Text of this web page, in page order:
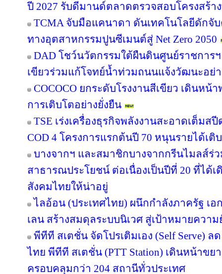
ปี 2027 รับดีมานด์ตลาดตรวจสอบโครงสร้
TCMA จับมือแคนาดา ดันเทคโนโลยีดักจั
ทางอุตสาหกรรมปูนซีเมนต์สู่ Net Zero 2050
DAD โชว์นวัตกรรมใต้ผืนดินศูนย์ราชการ
เขียวร่วมแก้โจทย์น้ำท่วมถนนแจ้งวัฒนะอย่า
COCOCO ยกระดับโรงงานสีเขียว เดินห
การเติบโตอย่างยั่งยืน
TSE เร่งเครื่องธุรกิจพลังงานสะอาดเต็มส
COD 4 โครงการแรกต้นปี 70 หนุนรายได้เติ
บางจากฯ และสมาชิกบางจากกรีนไมลส์ร่
สาธารณประโยชน์ ต่อเนื่องเป็นปีที่ 20 ที่ได้เ
สังคมไทยให้น่าอยู่
ไลอ้อน (ประเทศไทย) ผนึกกำลังภาครัฐ
เลน สร้างสมดุลระบบนิเวศ สู่เป้าหมายความ
พีทีที สเตชั่น จัดโปรเติมเอง (Self Serve)
ไทย พีทีที สเตชั่น (PTT Station) เดินหน้าขยา
ครอบคลุมกว่า 204 สถานีทั่วประเทศ